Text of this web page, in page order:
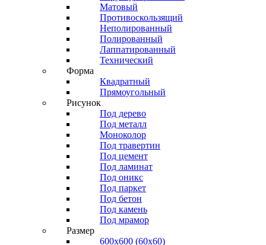
Матовый
Противоскользящий
Неполированный
Полированный
Лаппатированный
Технический
Форма
Квадратный
Прямоугольный
Рисунок
Под дерево
Под металл
Моноколор
Под травертин
Под цемент
Под ламинат
Под оникс
Под паркет
Под бетон
Под камень
Под мрамор
Размер
600х600 (60х60)